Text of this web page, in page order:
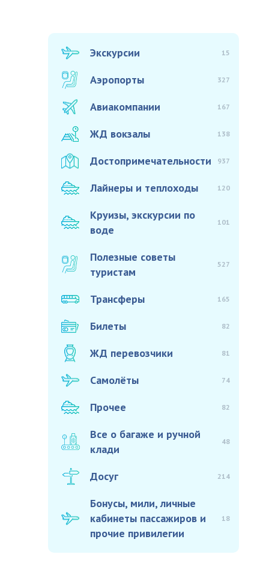
Экскурсии 15
Аэропорты 327
Авиакомпании 167
ЖД вокзалы 138
Достопримечательности 937
Лайнеры и теплоходы 120
Круизы, экскурсии по
воде
101
Полезные советы
туристам
527
Трансферы 165
Билеты 82
ЖД перевозчики 81
Самолёты 74
Прочее 82
Все о багаже и ручной
клади
48
Досуг 214
Бонусы, мили, личные
кабинеты пассажиров и
прочие привилегии
18